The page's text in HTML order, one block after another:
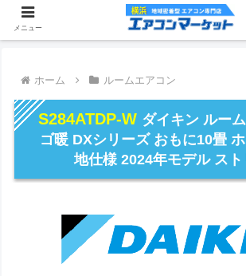
ホーム ルームエアコン
S284ATDP-W ダイキン ルー
ゴ暖 DXシリーズ おもに10畳
地仕様 2024年モデル スト
メニュー